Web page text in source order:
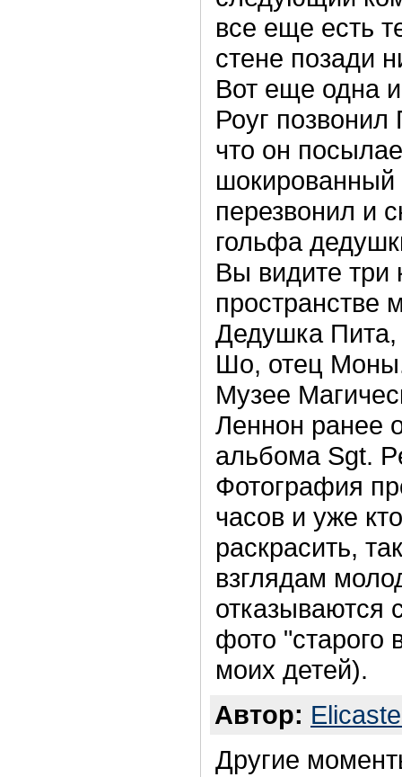
все еще есть
стене позади
Вот еще одна
Роуг позвонил
что он
перезвонил и
гольфа
Вы видите
Дедушка Пита,
Шо, отец
Музее
Леннон ранее
альбома Sgt.
Фотография
часов и уже
раскрасить,
взглядам
отказываются
фото "старого
моих детей).
Автор:
Другие